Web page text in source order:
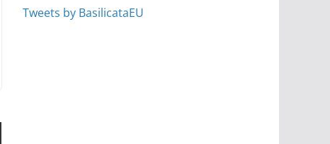
Tweets by BasilicataEU